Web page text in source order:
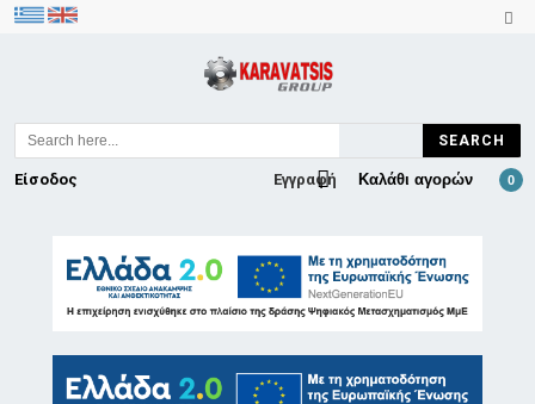
SEARCH
Καλάθι αγορών 0
Εγγραφή
Είσοδος